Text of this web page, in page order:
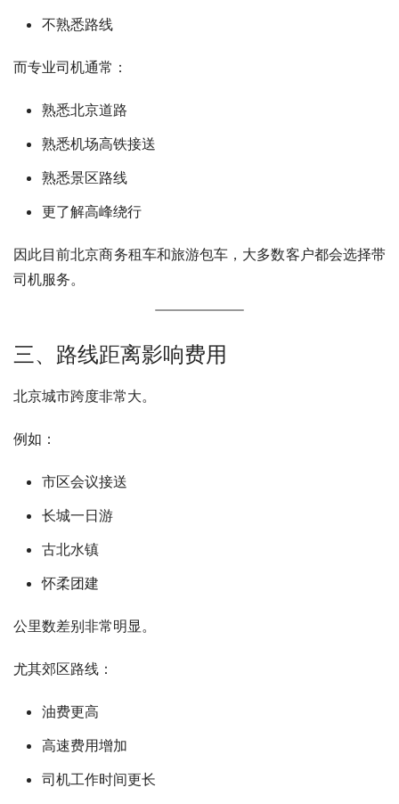
不熟悉路线
而专业司机通常：
熟悉北京道路
熟悉机场高铁接送
熟悉景区路线
更了解高峰绕行
因此目前北京商务租车和旅游包车，大多数客户都会选择带
司机服务。
三、路线距离影响费用
北京城市跨度非常大。
例如：
市区会议接送
长城一日游
古北水镇
怀柔团建
公里数差别非常明显。
尤其郊区路线：
油费更高
高速费用增加
司机工作时间更长